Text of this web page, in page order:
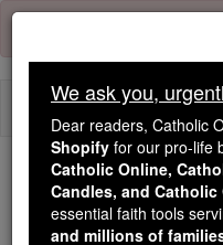
Skip
content
Because of
Students Are
We ask you,
Dear readers, Catholic
Shopify for our pro-life
Catholic Online,
Candles, and
essential faith tools
and millions of